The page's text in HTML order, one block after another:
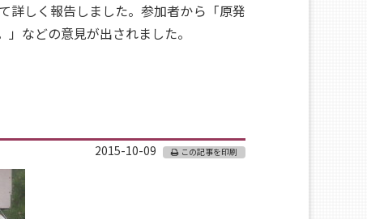
詳しく報告しました。参加者から「原発
などの意見が出されました。
2015-10-09 この記事を印刷